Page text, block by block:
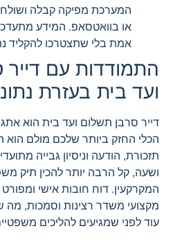
המערכת מפיקה קבלה
או בוואטסאפ. המידע
אמת בלי שתצטרכו להקליד
התמודדות עם
ועד בית בעזרת
דייר סרבן תשלום ועד בית הוא
הכלי החזק ביותר שלכם מולם הוא
תזכורת, הודעה וניסיון גבייה
ושעה, קל הרבה יותר להכין תיק
המקרקעין. דוח חובות אישי
מקצועי משדר רצינות וסמכות,
עוד לפני שמגיעים להליכים